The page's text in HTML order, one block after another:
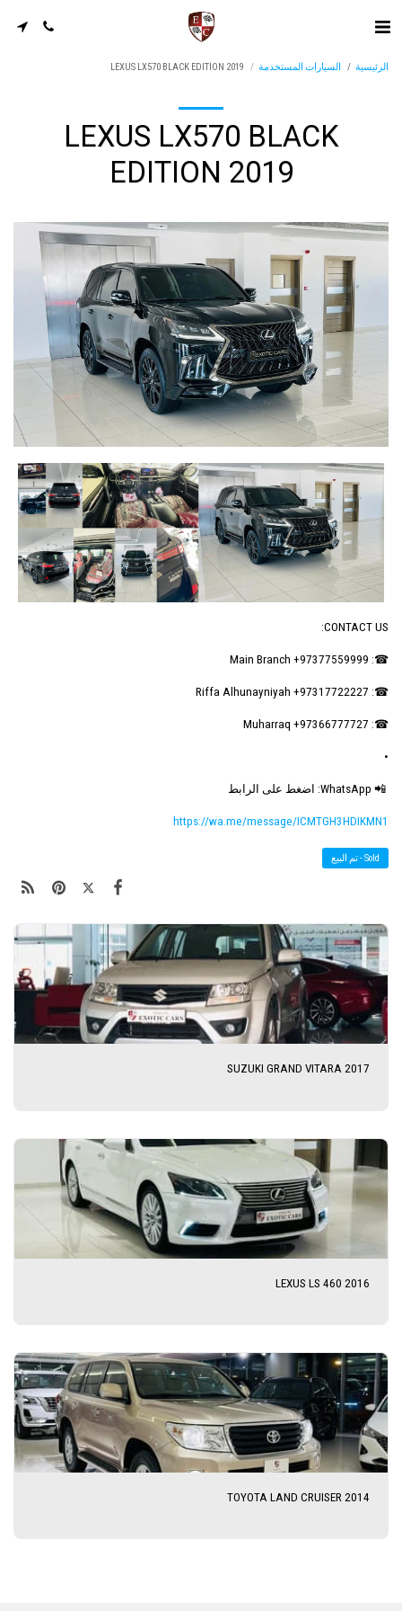
الرئيسية السيارات المستخدمة LEXUS LX570 BLACK EDITION 2019
LEXUS LX570 BLACK
EDITION 2019
CONTACT US:
☎: Main Branch +97377559999
☎: Riffa Alhunayniyah +97317722227
☎: Muharraq +97366777727
•
📲 WhatsApp: اضغط على الرابط
https://wa.me/message/ICMTGH3HDIKMN1
Sold - تم البيع
SUZUKI GRAND VITARA 2017
LEXUS LS 460 2016
TOYOTA LAND CRUISER 2014